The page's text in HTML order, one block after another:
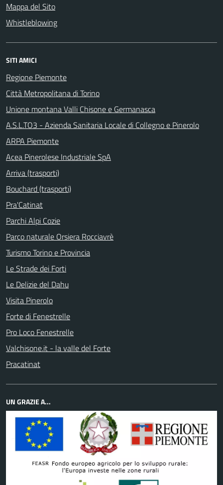
Mappa del Sito
Whistleblowing
SITI AMICI
Regione Piemonte
Città Metropolitana di Torino
Unione montana Valli Chisone e Germanasca
A.S.L.TO3 - Azienda Sanitaria Locale di Collegno e Pinerolo
ARPA Piemonte
Acea Pinerolese Industriale SpA
Arriva (trasporti)
Bouchard (trasporti)
Pra'Catinat
Parchi Alpi Cozie
Parco naturale Orsiera Rocciavrè
Turismo Torino e Provincia
Le Strade dei Forti
Le Delizie del Dahu
Visita Pinerolo
Forte di Fenestrelle
Pro Loco Fenestrelle
Valchisone.it - la valle del Forte
Pracatinat
UN GRAZIE A...